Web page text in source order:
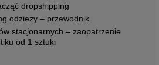
dropshipping
odzieży – przewodnik
stacjonarnych – zaopatrzenie
od 1 sztuki